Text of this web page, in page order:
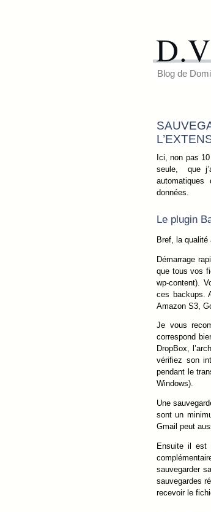
Blog de
Ici, non pas
seule, que
données.
Le plugin
Bref, la qualité
Démarrage
que tous vos
wp-content).
ces backups.
Amazon S3,
Je vous
correspond
DropBox,
vérifiez son
pendant le
Windows).
Une
sont un
Gmail peut
Ensuite il est
sauvegarder
sauvegardes
recevoir le